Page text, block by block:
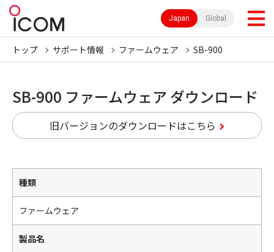
Japan Global
トップ サポート情報 ファームウェア SB-900
SB-900 ファームウェア ダウンロード
旧バージョンのダウンロードはこちら
種類
ファームウェア
製品名